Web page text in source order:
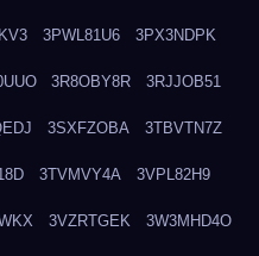
3PWL81U6 3PX3NDPK
3R8OBY8R 3RJJOB51
3SXFZOBA 3TBVTN7Z
3TVMVY4A 3VPL82H9
3VZRTGEK 3W3MHD4O